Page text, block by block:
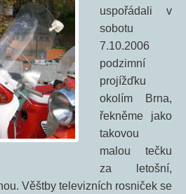
uspořádali v
sobotu
7.10.2006
podzimní
projížďku
okolím Brna,
řekněme jako
takovou
malou tečku
za letošní,
Věštby televizních rosniček se